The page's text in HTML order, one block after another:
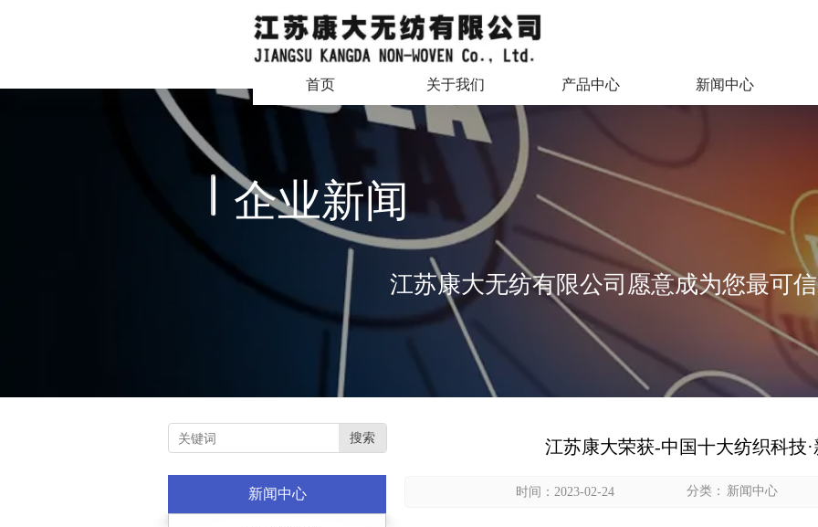
首页 关于我们 产品中心 新闻中心
江苏康大荣获-中国十大纺织科技
搜索
时间：2023-02-24 分类： 新闻中心
企业新闻
江苏康大无纺有限公司愿意成为您最可
新闻中心